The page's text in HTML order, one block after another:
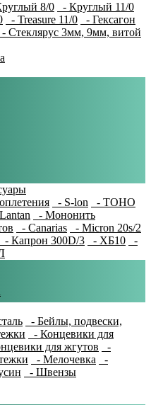
8/0
- Круглый 11/0
- Treasure 11/0
- Гексагон
- Стеклярус 3мм, 9мм, витой
- S-lon
- TOHO
- Мононить
- Canarias
- Micron 20s/2
- Капрон 300D/3 - ХБ10
-
- Бейлы, подвески,
- Концевики для
для жгутов
-
- Мелочевка
-
- Швензы